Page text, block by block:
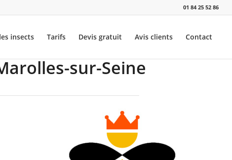
01 84 25 52 86
insects Tarifs Devis gratuit Avis clients Contact
sur-Seine